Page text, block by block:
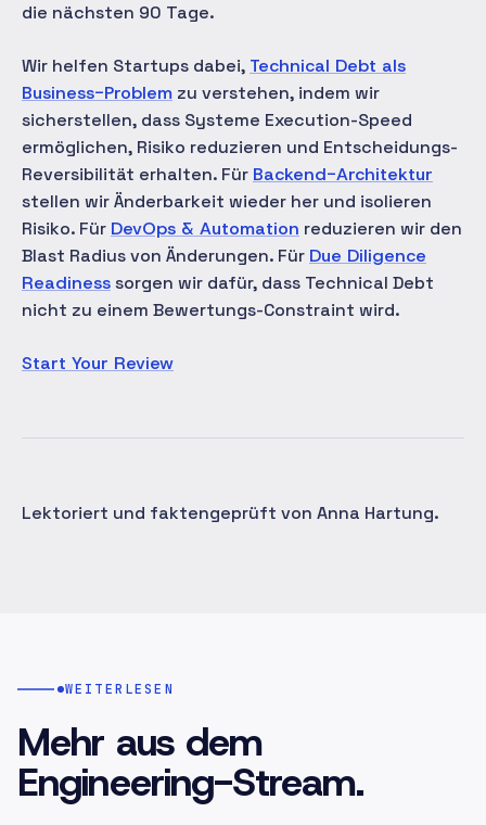
die nächsten 90 Tage.
Wir helfen Startups dabei, Technical Debt als
Business-Problem zu verstehen, indem wir
sicherstellen, dass Systeme Execution-Speed
ermöglichen, Risiko reduzieren und Entscheidungs-
Reversibilität erhalten. Für Backend-Architektur
stellen wir Änderbarkeit wieder her und isolieren
Risiko. Für DevOps & Automation reduzieren wir den
Blast Radius von Änderungen. Für Due Diligence
Readinesssorgen wir dafür, dass Technical Debt
nicht zu einem Bewertungs-Constraint wird.
Start Your Review
Lektoriert und faktengeprüft von Anna Hartung.
WEITERLESEN
Mehr aus dem
Engineering-Stream.